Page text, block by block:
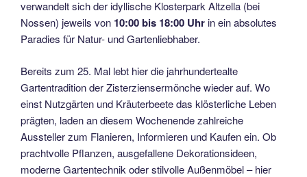
verwandelt sich der idyllische Klosterpark Altzella (bei
Nossen) jeweils von 10:00 bis 18:00 Uhrin ein absolutes
Paradies für Natur- und Gartenliebhaber.
Bereits zum 25. Mal lebt hier die jahrhundertealte
Gartentradition der Zisterziensermönche wieder auf. Wo
einst Nutzgärten und Kräuterbeete das klösterliche Leben
prägten, laden an diesem Wochenende zahlreiche
Aussteller zum Flanieren, Informieren und Kaufen ein. Ob
prachtvolle Pflanzen, ausgefallene Dekorationsideen,
moderne Gartentechnik oder stilvolle Außenmöbel – hier